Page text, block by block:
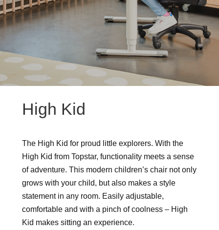
High Kid
The High Kid for proud little explorers. With the
High Kid from Topstar, functionality meets a sense
of adventure. This modern children’s chair not only
grows with your child, but also makes a style
statement in any room. Easily adjustable,
comfortable and with a pinch of coolness – High
Kid makes sitting an experience.